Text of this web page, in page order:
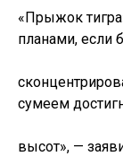
«Прыжок
планами, если
сумеем
высот», —